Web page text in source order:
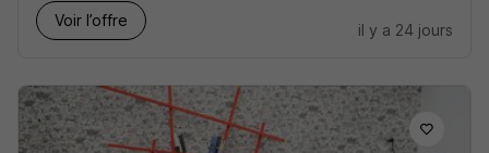
Voir l’offre
il y a 24 jours